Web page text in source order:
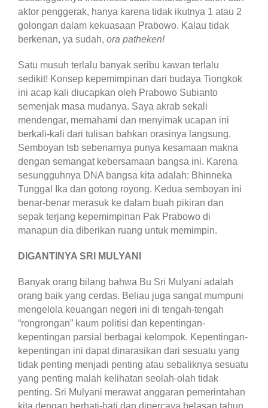
aktor penggerak, hanya karena tidak ikutnya 1 atau 2
golongan dalam kekuasaan Prabowo. Kalau tidak
berkenan, ya sudah, ora patheken!
Satu musuh terlalu banyak seribu kawan terlalu
sedikit! Konsep kepemimpinan dari budaya Tiongkok
ini acap kali diucapkan oleh Prabowo Subianto
semenjak masa mudanya. Saya akrab sekali
mendengar, memahami dan menyimak ucapan ini
berkali-kali dari tulisan bahkan orasinya langsung.
Semboyan tsb sebenarnya punya kesamaan makna
dengan semangat kebersamaan bangsa ini. Karena
sesungguhnya DNA bangsa kita adalah: Bhinneka
Tunggal Ika dan gotong royong. Kedua semboyan ini
benar-benar merasuk ke dalam buah pikiran dan
sepak terjang kepemimpinan Pak Prabowo di
manapun dia diberikan ruang untuk memimpin.
DIGANTINYA SRI MULYANI
Banyak orang bilang bahwa Bu Sri Mulyani adalah
orang baik yang cerdas. Beliau juga sangat mumpuni
mengelola keuangan negeri ini di tengah-tengah
“rongrongan” kaum politisi dan kepentingan-
kepentingan parsial berbagai kelompok. Kepentingan-
kepentingan ini dapat dinarasikan dari sesuatu yang
tidak penting menjadi penting atau sebaliknya sesuatu
yang penting malah kelihatan seolah-olah tidak
penting. Sri Mulyani merawat anggaran pemerintahan
kita dengan berhati-hati dan dipercaya belasan tahun